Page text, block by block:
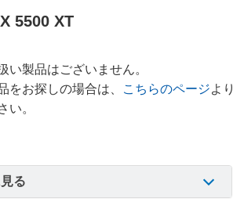
5500 XT
い製品はございません。
をお探しの場合は、
こちらのページより
い。
る